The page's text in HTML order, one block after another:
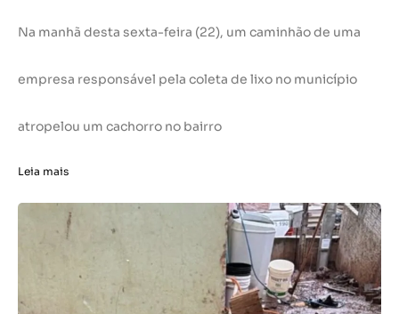
Na manhã desta sexta-feira (22), um caminhão de uma
empresa responsável pela coleta de lixo no município
atropelou um cachorro no bairro
Leia mais